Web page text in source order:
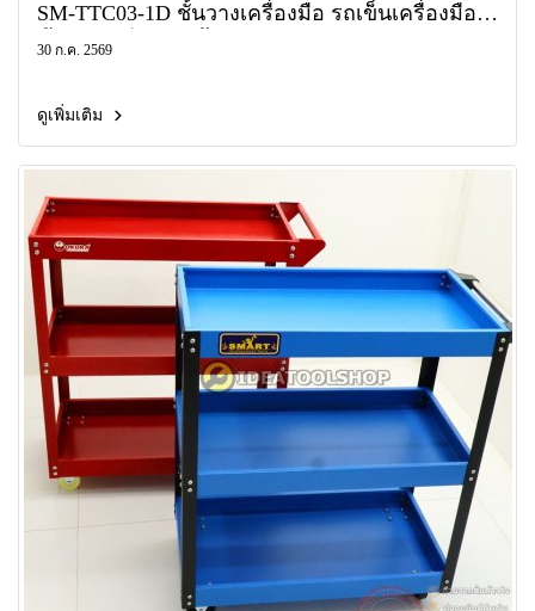
SM-TTC03-1D ชั้นวางเครื่องมือ รถเข็นเครื่องมือ 3
30 ก.ค. 2569
ดูเพิ่มเติม